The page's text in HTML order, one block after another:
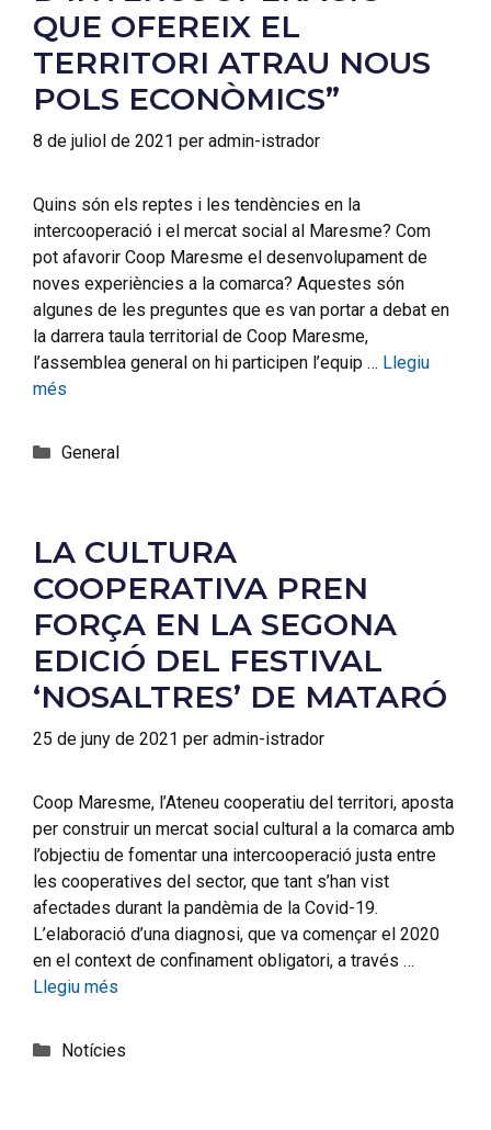
QUE OFEREIX EL
TERRITORI ATRAU NOUS
POLS ECONÒMICS”
8 de juliol de 2021 per admin-istrador
Quins són els reptes i les tendències en la
intercooperació i el mercat social al Maresme? Com
pot afavorir Coop Maresme el desenvolupament de
noves experiències a la comarca? Aquestes són
algunes de les preguntes que es van portar a debat en
la darrera taula territorial de Coop Maresme,
l’assemblea general on hi participen l’equip … Llegiu
més
General
LA CULTURA
COOPERATIVA PREN
FORÇA EN LA SEGONA
EDICIÓ DEL FESTIVAL
‘NOSALTRES’ DE MATARÓ
25 de juny de 2021 per admin-istrador
Coop Maresme, l’Ateneu cooperatiu del territori, aposta
per construir un mercat social cultural a la comarca amb
l’objectiu de fomentar una intercooperació justa entre
les cooperatives del sector, que tant s’han vist
afectades durant la pandèmia de la Covid-19.
L’elaboració d’una diagnosi, que va començar el 2020
en el context de confinament obligatori, a través …
Llegiu més
Notícies